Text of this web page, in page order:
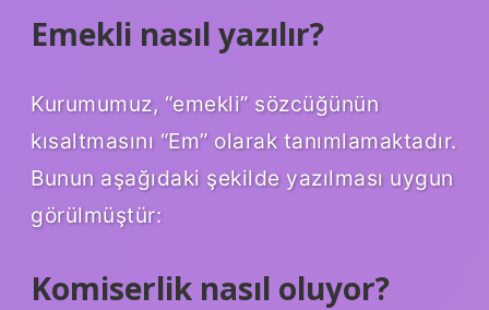
Emekli nasıl yazılır?
Kurumumuz, “emekli” sözcüğünün
kısaltmasını “Em” olarak tanımlamaktadır.
Bunun aşağıdaki şekilde yazılması uygun
görülmüştür:
Komiserlik nasıl oluyor?